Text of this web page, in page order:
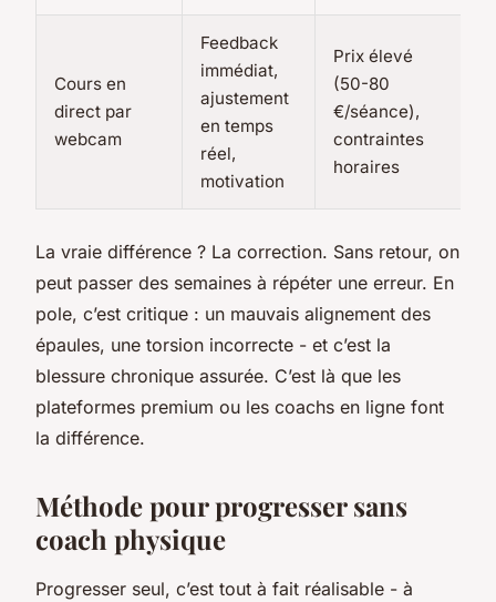
Cours en
direct par
webcam
Feedback
immédiat,
ajustement
en temps
réel,
motivation
Prix élevé
(50-80
€/séance),
contraintes
horaires
La vraie différence ? La correction. Sans retour, on
peut passer des semaines à répéter une erreur. En
pole, c’est critique : un mauvais alignement des
épaules, une torsion incorrecte - et c’est la
blessure chronique assurée. C’est là que les
plateformes premium ou les coachs en ligne font
la différence.
Méthode pour progresser sans
coach physique
Progresser seul, c’est tout à fait réalisable - à